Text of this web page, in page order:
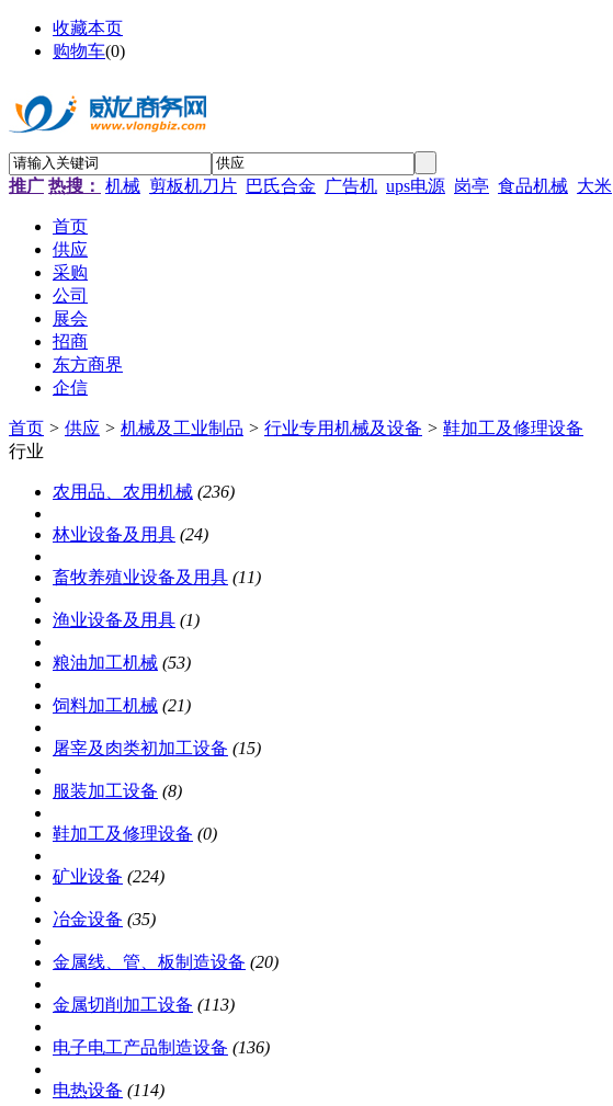
收藏本页
购物车(0)
推广 热搜： 机械 剪板机刀片 巴氏合金 广告机 ups电源 岗亭 食品机械 大米
首页
供应
采购
公司
展会
招商
东方商界
企信
首页 > 供应 > 机械及工业制品 > 行业专用机械及设备 > 鞋加工及修理设备
行业
农用品、农用机械 (236)
林业设备及用具 (24)
畜牧养殖业设备及用具 (11)
渔业设备及用具 (1)
粮油加工机械 (53)
饲料加工机械 (21)
屠宰及肉类初加工设备 (15)
服装加工设备 (8)
鞋加工及修理设备 (0)
矿业设备 (224)
冶金设备 (35)
金属线、管、板制造设备 (20)
金属切削加工设备 (113)
电子电工产品制造设备 (136)
电热设备 (114)